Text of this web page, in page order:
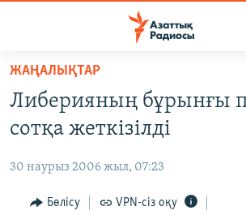
Skip
main
content
to
Navigation
ЖАҢАЛЫҚТАР
САЯСАТ
ҚАҢТАР ОҚИҒАСЫ
АДАМ ҚҰҚЫҚТАРЫ
ЖАҢАЛЫҚТАР
Либерияның бұрынғы
сотқа жеткізілді
30 наурыз 2006 жыл, 07:23
Бөлісу VPN-сіз оқу